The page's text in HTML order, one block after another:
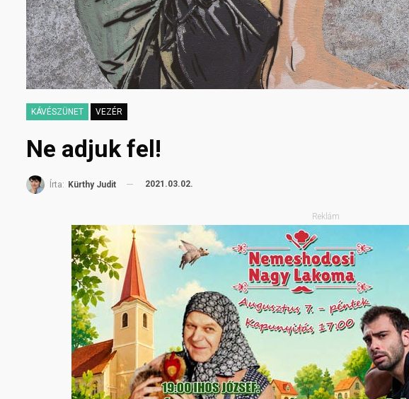
KÁVÉSZÜNET VEZÉR
Ne adjuk fel!
Írta: Kürthy Judit 2021.03.02.
Reklám